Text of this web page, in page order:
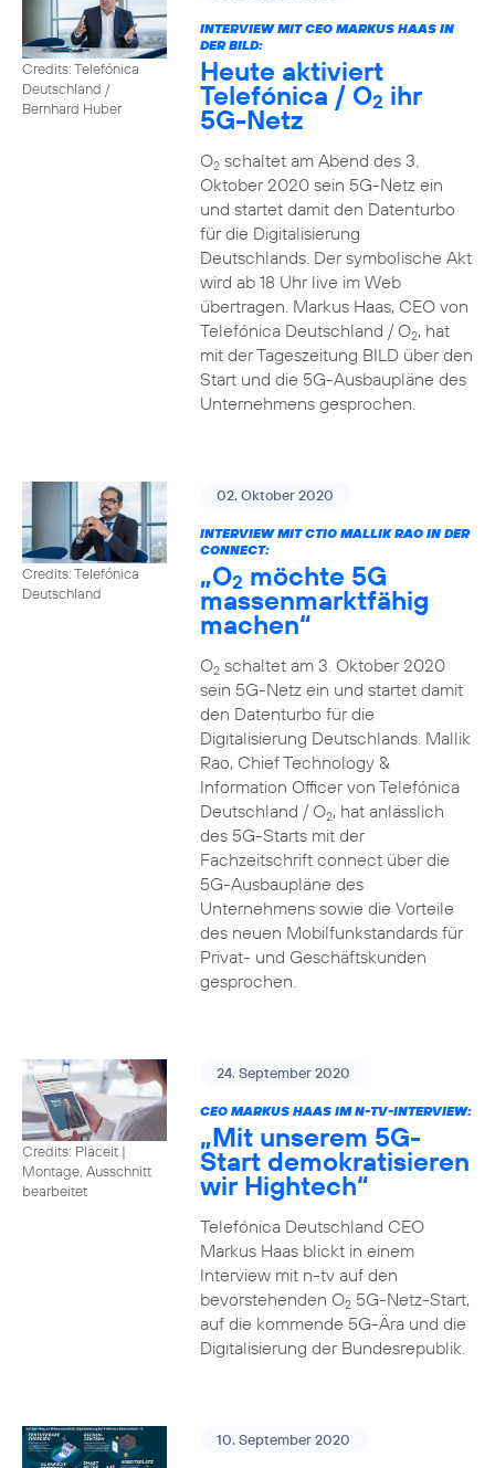
Credits: Telefónica
Deutschland /
Bernhard Huber
INTERVIEW MIT CEO MARKUS HAAS IN
DER BILD:
Heute aktiviert
Telefónica / O2 ihr
5G-Netz
O2schaltet am Abend des 3.
Oktober 2020 sein 5G-Netz ein
und startet damit den Datenturbo
für die Digitalisierung
Deutschlands. Der symbolische Akt
wird ab 18 Uhr live im Web
übertragen. Markus Haas, CEO von
Telefónica Deutschland / O2, hat
mit der Tageszeitung BILD über den
Start und die 5G-Ausbaupläne des
Unternehmens gesprochen.
Credits: Telefónica
Deutschland
02. Oktober 2020
INTERVIEW MIT CTIO MALLIK RAO IN DER
CONNECT:
„O2 möchte 5G
massenmarktfähig
machen“
O2schaltet am 3. Oktober 2020
sein 5G-Netz ein und startet damit
den Datenturbo für die
Digitalisierung Deutschlands. Mallik
Rao, Chief Technology &
Information Officer von Telefónica
Deutschland / O2, hat anlässlich
des 5G-Starts mit der
Fachzeitschrift connect über die
5G-Ausbaupläne des
Unternehmens sowie die Vorteile
des neuen Mobilfunkstandards für
Privat- und Geschäftskunden
gesprochen.
Credits: Placeit |
Montage, Ausschnitt
bearbeitet
24. September 2020
CEO MARKUS HAAS IM N-TV-INTERVIEW:
„Mit unserem 5G-
Start demokratisieren
wir Hightech“
Telefónica Deutschland CEO
Markus Haas blickt in einem
Interview mit n-tv auf den
bevorstehenden O25G-Netz-Start,
auf die kommende 5G-Ära und die
Digitalisierung der Bundesrepublik.
10. September 2020